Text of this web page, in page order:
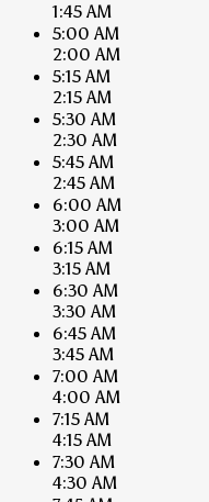
1:45 AM
5:00 AM
2:00 AM
5:15 AM
2:15 AM
5:30 AM
2:30 AM
5:45 AM
2:45 AM
6:00 AM
3:00 AM
6:15 AM
3:15 AM
6:30 AM
3:30 AM
6:45 AM
3:45 AM
7:00 AM
4:00 AM
7:15 AM
4:15 AM
7:30 AM
4:30 AM